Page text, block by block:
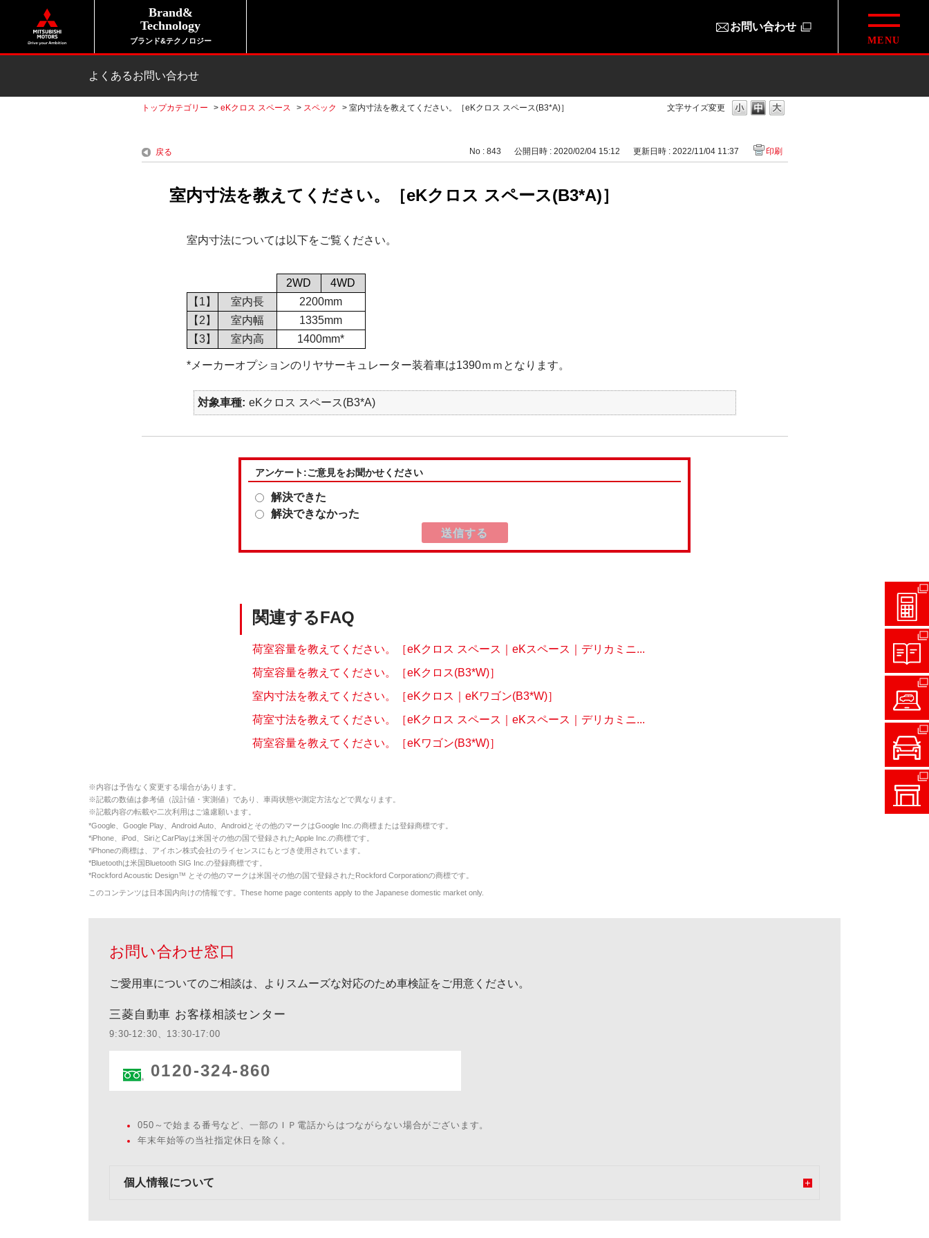
Brand&
Technology
ブランド&テクノロジー
お問い合わせ
よくあるお問い合わせ
文字サイズ変更
トップカテゴリー > eKクロス スペース > スペック > 室内寸法を教えてください。［eKクロス スペース(B3*A)］
戻る No : 843 公開日時 : 2020/02/04 15:12 更新日時 : 2022/11/04 11:37 印刷
室内寸法を教えてください。［eKクロス スペース(B3*A)］
室内寸法については以下をご覧ください。
2WD
4WD
【1】
室内長
2200mm
【2】
室内幅
1335mm
【3】
室内高 1400mm*
*メーカーオプションのリヤサーキュレーター装着車は1390ｍｍとなります。
対象車種 eKクロス スペース(B3*A)
アンケート:ご意見をお聞かせください
解決できた
解決できなかった
関連するFAQ
荷室容量を教えてください。［eKクロス スペース｜eKスペース｜デリカミニ...
荷室容量を教えてください。［eKクロス(B3*W)］
室内寸法を教えてください。［eKクロス｜eKワゴン(B3*W)］
荷室寸法を教えてください。［eKクロス スペース｜eKスペース｜デリカミニ...
荷室容量を教えてください。［eKワゴン(B3*W)］
※内容は予告なく変更する場合があります。
※記載の数値は参考値（設計値・実測値）であり、車両状態や測定方法などで異なります。
※記載内容の転載や二次利用はご遠慮願います。
*Google、Google Play、Android Auto、Androidとその他のマークはGoogle Inc.の商標または登録商標です。
*iPhone、iPod、SiriとCarPlayは米国その他の国で登録されたApple Inc.の商標です。
*iPhoneの商標は、アイホン株式会社のライセンスにもとづき使用されています。
*Bluetoothは米国Bluetooth SIG Inc.の登録商標です。
*Rockford Acoustic Design™ とその他のマークは米国その他の国で登録されたRockford Corporationの商標です。
このコンテンツは日本国内向けの情報です。These home page contents apply to the Japanese domestic market only.
お問い合わせ窓口
ご愛用車についてのご相談は、よりスムーズな対応のため車検証をご用意ください。
三菱自動車 お客様相談センター
9:30-12:30、13:30-17:00
0120-324-860
050～で始まる番号など、一部のＩＰ電話からはつながらない場合がございます。
年末年始等の当社指定休日を除く。
個人情報について